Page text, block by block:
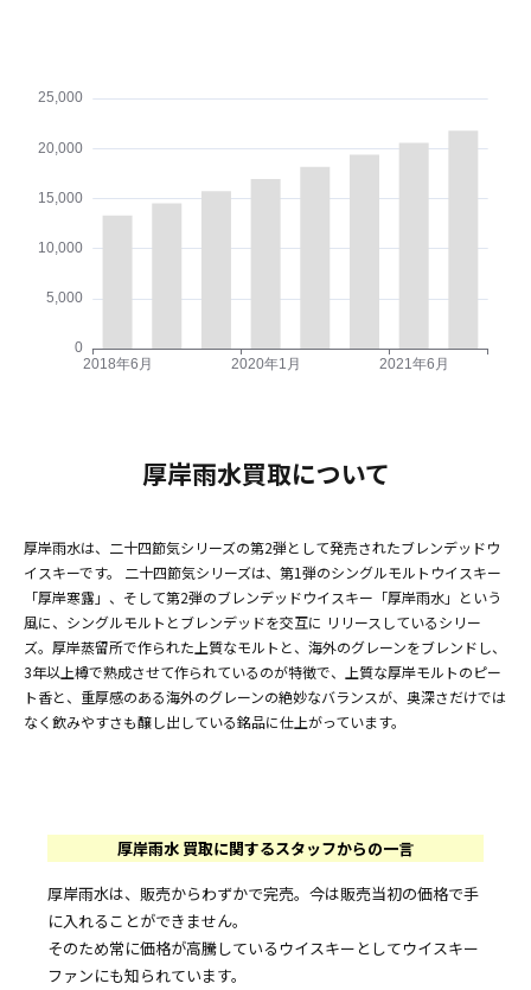
厚岸雨水買取について
厚岸雨水は、二十四節気シリーズの第2弾として発売されたブレンデッドウ
イスキーです。 二十四節気シリーズは、第1弾のシングルモルトウイスキー
「厚岸寒露」、そして第2弾のブレンデッドウイスキー「厚岸雨水」という
風に、シングルモルトとブレンデッドを交互に リリースしているシリー
ズ。厚岸蒸留所で作られた上質なモルトと、海外のグレーンをブレンドし、
3年以上樽で熟成させて作られているのが特徴で、上質な厚岸モルトのピー
ト香と、重厚感のある海外のグレーンの絶妙なバランスが、奥深さだけでは
なく飲みやすさも醸し出している銘品に仕上がっています。
厚岸雨水 買取に関するスタッフからの一言
厚岸雨水は、販売からわずかで完売。今は販売当初の価格で手
に入れることができません。
そのため常に価格が高騰しているウイスキーとしてウイスキー
ファンにも知られています。